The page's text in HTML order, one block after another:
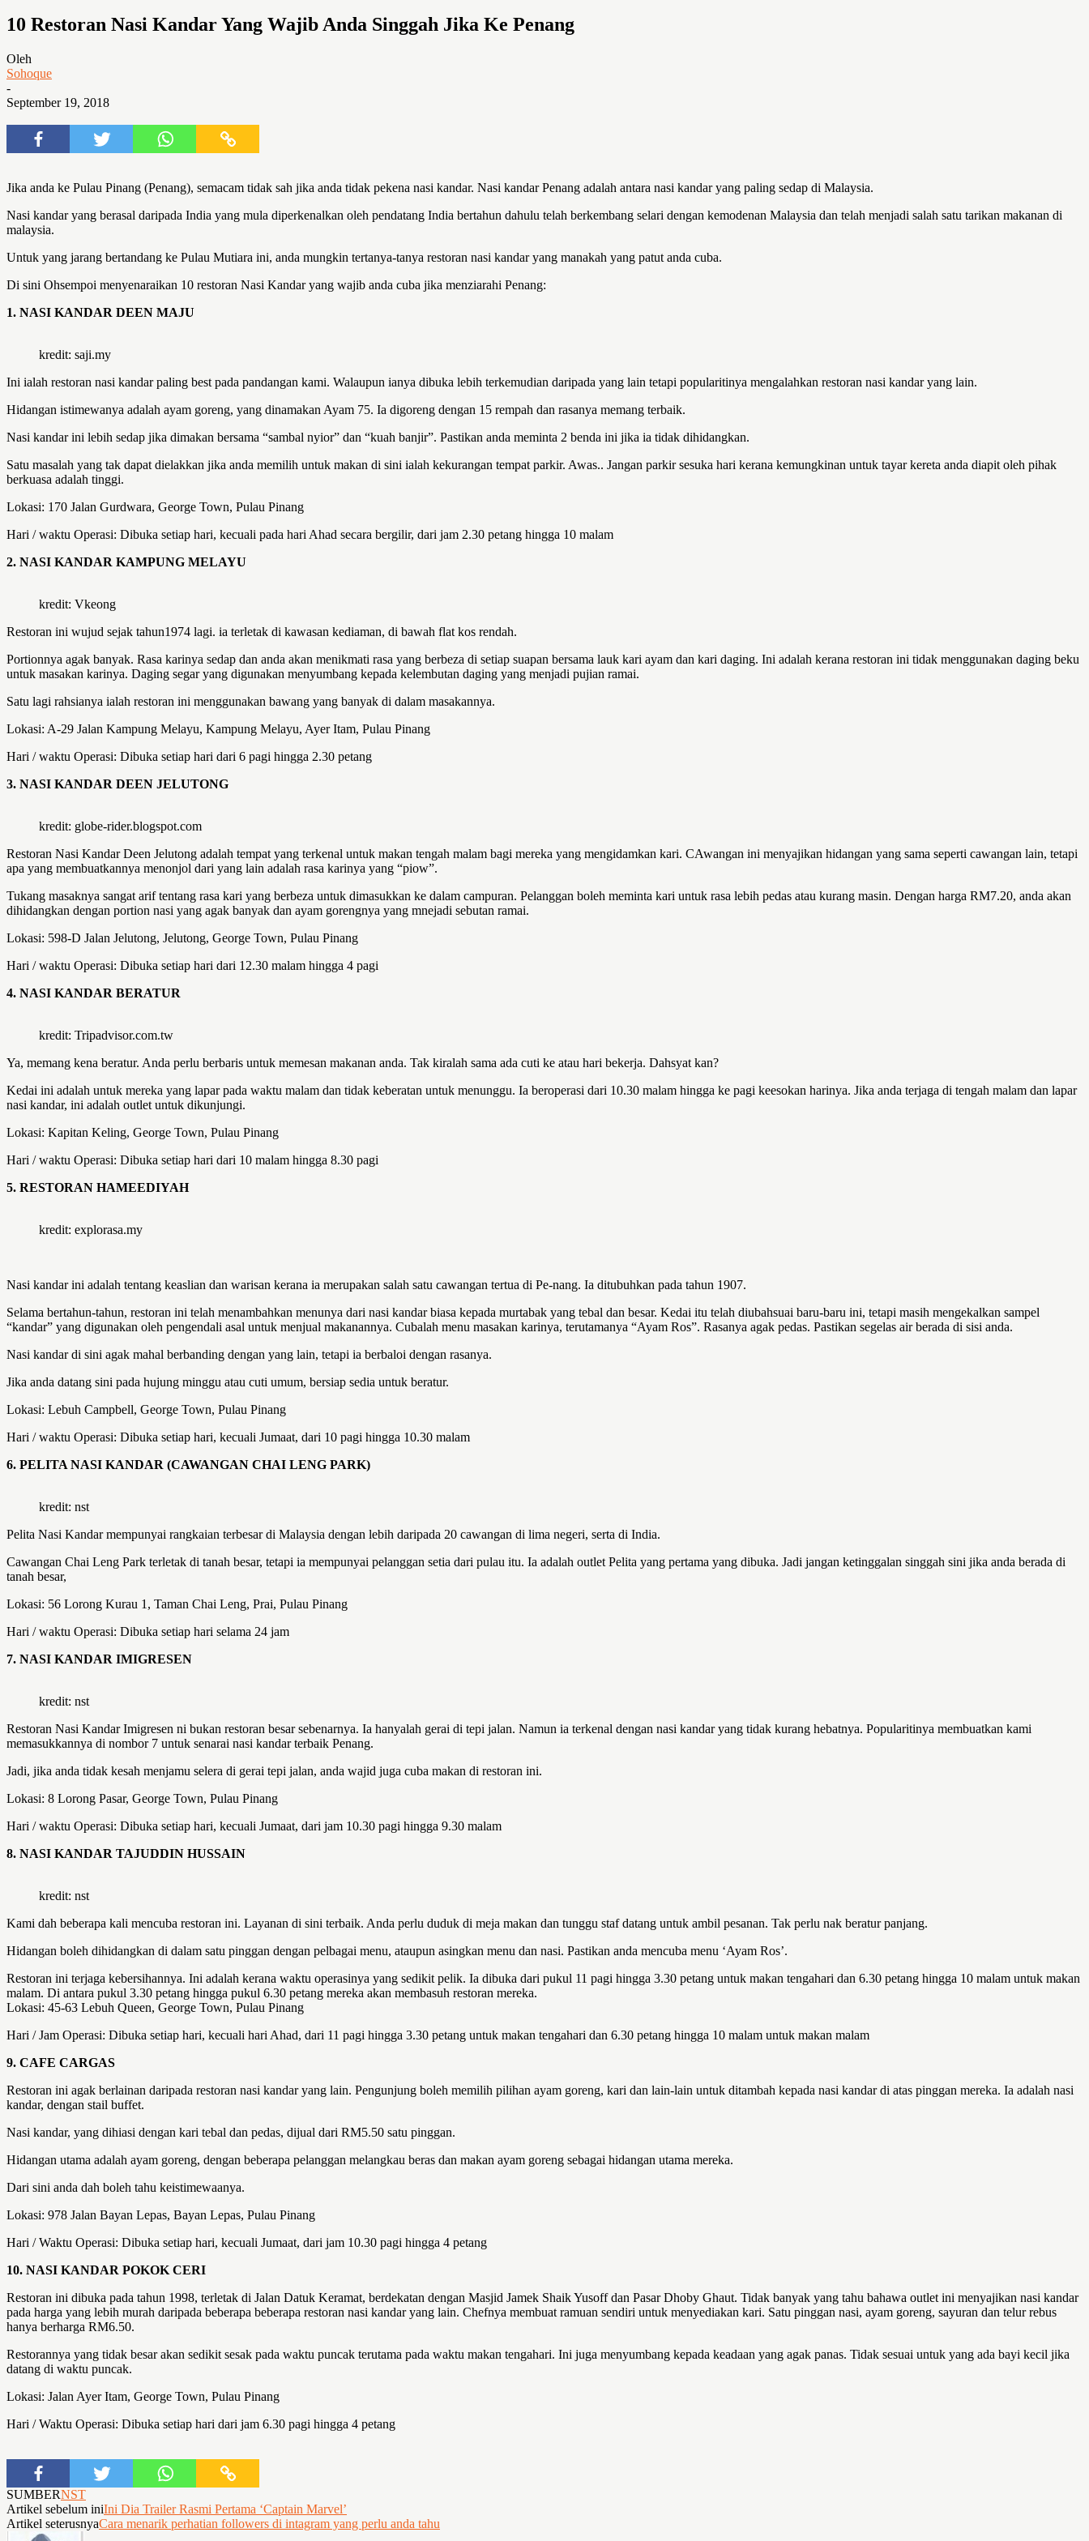
10 Restoran Nasi Kandar Yang Wajib Anda Singgah Jika Ke Penang
Oleh
Sohoque
-
September 19, 2018
Jika anda ke Pulau Pinang (Penang), semacam tidak sah jika anda tidak pekena nasi kandar. Nasi kandar Penang adalah antara nasi kandar yang paling sedap di Malaysia.
Nasi kandar yang berasal daripada India yang mula diperkenalkan oleh pendatang India bertahun dahulu telah berkembang selari dengan kemodenan Malaysia dan telah menjadi salah satu tarikan makanan di
malaysia.
Untuk yang jarang bertandang ke Pulau Mutiara ini, anda mungkin tertanya-tanya restoran nasi kandar yang manakah yang patut anda cuba.
Di sini Ohsempoi menyenaraikan 10 restoran Nasi Kandar yang wajib anda cuba jika menziarahi Penang:
1. NASI KANDAR DEEN MAJU
kredit: saji.my
Ini ialah restoran nasi kandar paling best pada pandangan kami. Walaupun ianya dibuka lebih terkemudian daripada yang lain tetapi popularitinya mengalahkan restoran nasi kandar yang lain.
Hidangan istimewanya adalah ayam goreng, yang dinamakan Ayam 75. Ia digoreng dengan 15 rempah dan rasanya memang terbaik.
Nasi kandar ini lebih sedap jika dimakan bersama “sambal nyior” dan “kuah banjir”. Pastikan anda meminta 2 benda ini jika ia tidak dihidangkan.
Satu masalah yang tak dapat dielakkan jika anda memilih untuk makan di sini ialah kekurangan tempat parkir. Awas.. Jangan parkir sesuka hari kerana kemungkinan untuk tayar kereta anda diapit oleh pihak
berkuasa adalah tinggi.
Lokasi: 170 Jalan Gurdwara, George Town, Pulau Pinang
Hari / waktu Operasi: Dibuka setiap hari, kecuali pada hari Ahad secara bergilir, dari jam 2.30 petang hingga 10 malam
2. NASI KANDAR KAMPUNG MELAYU
kredit: Vkeong
Restoran ini wujud sejak tahun1974 lagi. ia terletak di kawasan kediaman, di bawah flat kos rendah.
Portionnya agak banyak. Rasa karinya sedap dan anda akan menikmati rasa yang berbeza di setiap suapan bersama lauk kari ayam dan kari daging. Ini adalah kerana restoran ini tidak menggunakan daging beku
untuk masakan karinya. Daging segar yang digunakan menyumbang kepada kelembutan daging yang menjadi pujian ramai.
Satu lagi rahsianya ialah restoran ini menggunakan bawang yang banyak di dalam masakannya.
Lokasi: A-29 Jalan Kampung Melayu, Kampung Melayu, Ayer Itam, Pulau Pinang
Hari / waktu Operasi: Dibuka setiap hari dari 6 pagi hingga 2.30 petang
3. NASI KANDAR DEEN JELUTONG
kredit: globe-rider.blogspot.com
Restoran Nasi Kandar Deen Jelutong adalah tempat yang terkenal untuk makan tengah malam bagi mereka yang mengidamkan kari. CAwangan ini menyajikan hidangan yang sama seperti cawangan lain, tetapi
apa yang membuatkannya menonjol dari yang lain adalah rasa karinya yang “piow”.
Tukang masaknya sangat arif tentang rasa kari yang berbeza untuk dimasukkan ke dalam campuran. Pelanggan boleh meminta kari untuk rasa lebih pedas atau kurang masin. Dengan harga RM7.20, anda akan
dihidangkan dengan portion nasi yang agak banyak dan ayam gorengnya yang mnejadi sebutan ramai.
Lokasi: 598-D Jalan Jelutong, Jelutong, George Town, Pulau Pinang
Hari / waktu Operasi: Dibuka setiap hari dari 12.30 malam hingga 4 pagi
4. NASI KANDAR BERATUR
kredit: Tripadvisor.com.tw
Ya, memang kena beratur. Anda perlu berbaris untuk memesan makanan anda. Tak kiralah sama ada cuti ke atau hari bekerja. Dahsyat kan?
Kedai ini adalah untuk mereka yang lapar pada waktu malam dan tidak keberatan untuk menunggu. Ia beroperasi dari 10.30 malam hingga ke pagi keesokan harinya. Jika anda terjaga di tengah malam dan lapar
nasi kandar, ini adalah outlet untuk dikunjungi.
Lokasi: Kapitan Keling, George Town, Pulau Pinang
Hari / waktu Operasi: Dibuka setiap hari dari 10 malam hingga 8.30 pagi
5. RESTORAN HAMEEDIYAH
kredit: explorasa.my
Nasi kandar ini adalah tentang keaslian dan warisan kerana ia merupakan salah satu cawangan tertua di Pe-nang. Ia ditubuhkan pada tahun 1907.
Selama bertahun-tahun, restoran ini telah menambahkan menunya dari nasi kandar biasa kepada murtabak yang tebal dan besar. Kedai itu telah diubahsuai baru-baru ini, tetapi masih mengekalkan sampel
“kandar” yang digunakan oleh pengendali asal untuk menjual makanannya. Cubalah menu masakan karinya, terutamanya “Ayam Ros”. Rasanya agak pedas. Pastikan segelas air berada di sisi anda.
Nasi kandar di sini agak mahal berbanding dengan yang lain, tetapi ia berbaloi dengan rasanya.
Jika anda datang sini pada hujung minggu atau cuti umum, bersiap sedia untuk beratur.
Lokasi: Lebuh Campbell, George Town, Pulau Pinang
Hari / waktu Operasi: Dibuka setiap hari, kecuali Jumaat, dari 10 pagi hingga 10.30 malam
6. PELITA NASI KANDAR (CAWANGAN CHAI LENG PARK)
kredit: nst
Pelita Nasi Kandar mempunyai rangkaian terbesar di Malaysia dengan lebih daripada 20 cawangan di lima negeri, serta di India.
Cawangan Chai Leng Park terletak di tanah besar, tetapi ia mempunyai pelanggan setia dari pulau itu. Ia adalah outlet Pelita yang pertama yang dibuka. Jadi jangan ketinggalan singgah sini jika anda berada di
tanah besar,
Lokasi: 56 Lorong Kurau 1, Taman Chai Leng, Prai, Pulau Pinang
Hari / waktu Operasi: Dibuka setiap hari selama 24 jam
7. NASI KANDAR IMIGRESEN
kredit: nst
Restoran Nasi Kandar Imigresen ni bukan restoran besar sebenarnya. Ia hanyalah gerai di tepi jalan. Namun ia terkenal dengan nasi kandar yang tidak kurang hebatnya. Popularitinya membuatkan kami
memasukkannya di nombor 7 untuk senarai nasi kandar terbaik Penang.
Jadi, jika anda tidak kesah menjamu selera di gerai tepi jalan, anda wajid juga cuba makan di restoran ini.
Lokasi: 8 Lorong Pasar, George Town, Pulau Pinang
Hari / waktu Operasi: Dibuka setiap hari, kecuali Jumaat, dari jam 10.30 pagi hingga 9.30 malam
8. NASI KANDAR TAJUDDIN HUSSAIN
kredit: nst
Kami dah beberapa kali mencuba restoran ini. Layanan di sini terbaik. Anda perlu duduk di meja makan dan tunggu staf datang untuk ambil pesanan. Tak perlu nak beratur panjang.
Hidangan boleh dihidangkan di dalam satu pinggan dengan pelbagai menu, ataupun asingkan menu dan nasi. Pastikan anda mencuba menu ‘Ayam Ros’.
Restoran ini terjaga kebersihannya. Ini adalah kerana waktu operasinya yang sedikit pelik. Ia dibuka dari pukul 11 pagi hingga 3.30 petang untuk makan tengahari dan 6.30 petang hingga 10 malam untuk makan
malam. Di antara pukul 3.30 petang hingga pukul 6.30 petang mereka akan membasuh restoran mereka.
Lokasi: 45-63 Lebuh Queen, George Town, Pulau Pinang
Hari / Jam Operasi: Dibuka setiap hari, kecuali hari Ahad, dari 11 pagi hingga 3.30 petang untuk makan tengahari dan 6.30 petang hingga 10 malam untuk makan malam
9. CAFE CARGAS
Restoran ini agak berlainan daripada restoran nasi kandar yang lain. Pengunjung boleh memilih pilihan ayam goreng, kari dan lain-lain untuk ditambah kepada nasi kandar di atas pinggan mereka. Ia adalah nasi
kandar, dengan stail buffet.
Nasi kandar, yang dihiasi dengan kari tebal dan pedas, dijual dari RM5.50 satu pinggan.
Hidangan utama adalah ayam goreng, dengan beberapa pelanggan melangkau beras dan makan ayam goreng sebagai hidangan utama mereka.
Dari sini anda dah boleh tahu keistimewaanya.
Lokasi: 978 Jalan Bayan Lepas, Bayan Lepas, Pulau Pinang
Hari / Waktu Operasi: Dibuka setiap hari, kecuali Jumaat, dari jam 10.30 pagi hingga 4 petang
10. NASI KANDAR POKOK CERI
Restoran ini dibuka pada tahun 1998, terletak di Jalan Datuk Keramat, berdekatan dengan Masjid Jamek Shaik Yusoff dan Pasar Dhoby Ghaut. Tidak banyak yang tahu bahawa outlet ini menyajikan nasi kandar
pada harga yang lebih murah daripada beberapa beberapa restoran nasi kandar yang lain. Chefnya membuat ramuan sendiri untuk menyediakan kari. Satu pinggan nasi, ayam goreng, sayuran dan telur rebus
hanya berharga RM6.50.
Restorannya yang tidak besar akan sedikit sesak pada waktu puncak terutama pada waktu makan tengahari. Ini juga menyumbang kepada keadaan yang agak panas. Tidak sesuai untuk yang ada bayi kecil jika
datang di waktu puncak.
Lokasi: Jalan Ayer Itam, George Town, Pulau Pinang
Hari / Waktu Operasi: Dibuka setiap hari dari jam 6.30 pagi hingga 4 petang
SUMBERNST
Artikel sebelum iniIni Dia Trailer Rasmi Pertama ‘Captain Marvel’
Artikel seterusnyaCara menarik perhatian followers di intagram yang perlu anda tahu